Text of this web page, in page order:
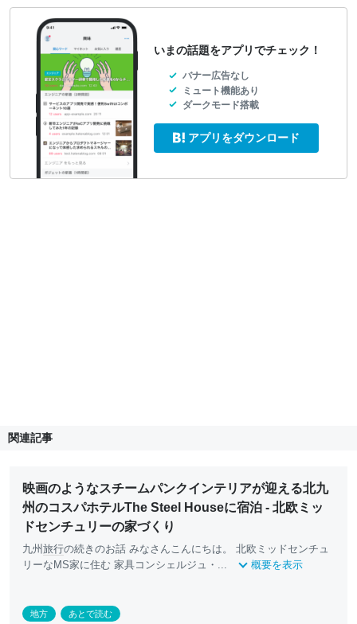
いまの話題をアプリでチェック！
バナー広告なし
ミュート機能あり
ダークモード搭載
アプリをダウンロード
関連記事
映画のようなスチームパンクインテリアが迎える北九
州のコスパホテルThe Steel Houseに宿泊 - 北欧ミッ
ドセンチュリーの家づくり
九州 旅行の続きのお話 みなさんこんにちは。 北欧ミッドセンチュ
リーなMS家に住む 家具コンシェルジュ・...
概要を表示
地方 あとで読む